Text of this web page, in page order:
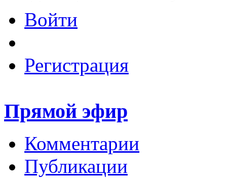
Войти
Регистрация
Прямой эфир
Комментарии
Публикации